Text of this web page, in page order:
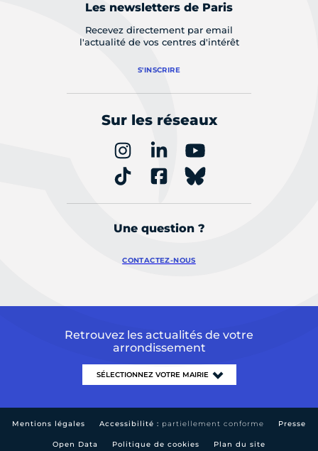
Les newsletters de Paris
Recevez directement par email
l'actualité de vos centres d'intérêt
S'INSCRIRE
Sur les réseaux
Une question ?
CONTACTEZ-NOUS
Retrouvez les actualités de votre
arrondissement
Mentions légales Accessibilité : partiellement conforme Presse
Open Data Politique de cookies Plan du site